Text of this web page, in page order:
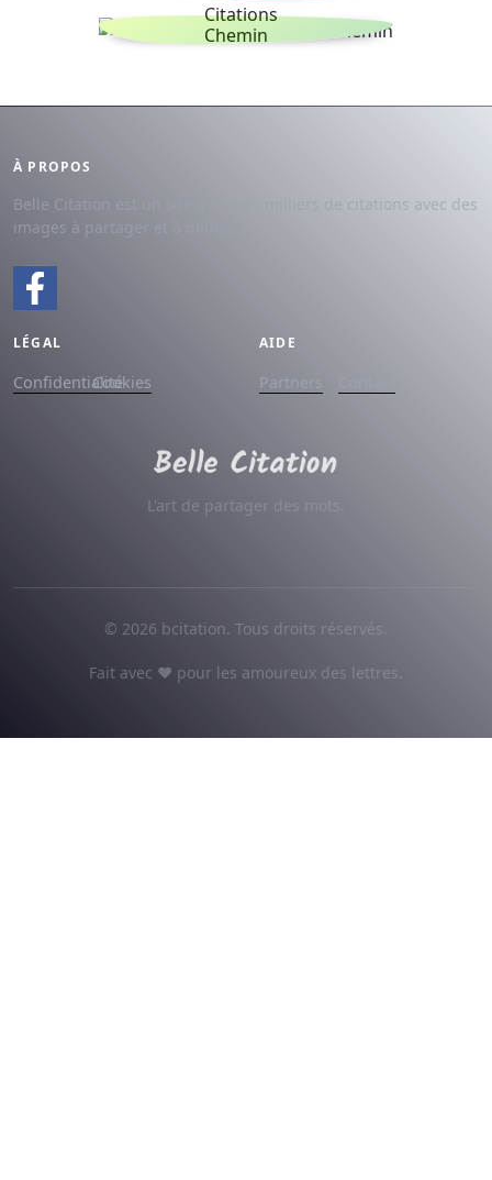
Citations
Chemin
À PROPOS
Belle Citation est un site avec des milliers de citations avec des
images à partager et à dédier.
LÉGAL
ConfidentialitéCookies
AIDE
Partners
L'art de partager des mots.
© 2026 bcitation. Tous droits réservés.
Fait avec ♥ pour les amoureux des lettres.